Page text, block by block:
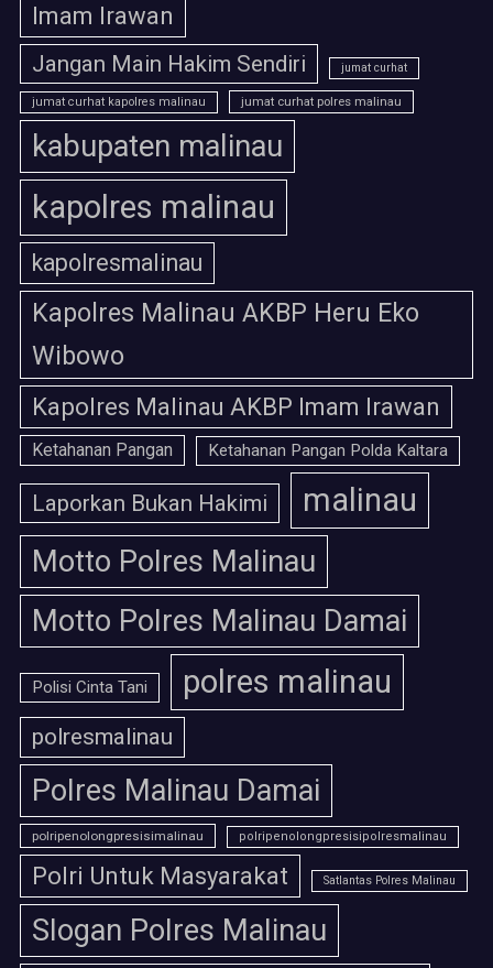
Imam Irawan
Jangan Main Hakim Sendiri jumat curhat
jumat curhat kapolres malinau jumat curhat polres malinau
kabupaten malinau
kapolres malinau
kapolresmalinau
Kapolres Malinau AKBP Heru Eko
Wibowo
Kapolres Malinau AKBP Imam Irawan
Ketahanan Pangan Ketahanan Pangan Polda Kaltara
Laporkan Bukan Hakimi malinau
Motto Polres Malinau
Motto Polres Malinau Damai
Polisi Cinta Tani polres malinau
polresmalinau
Polres Malinau Damai
polripenolongpresisimalinau polripenolongpresisipolresmalinau
Polri Untuk Masyarakat Satlantas Polres Malinau
Slogan Polres Malinau